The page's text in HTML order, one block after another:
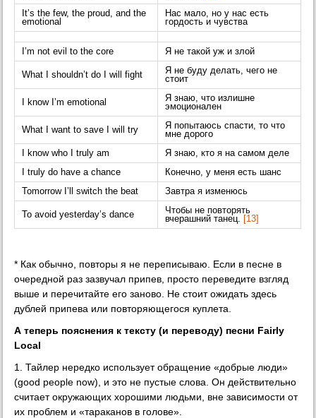
It’s the few, the proud, and the
emotional
Нас мало, но у нас есть
гордость и чувства
I’m not evil to the core Я не такой уж и злой
What I shouldn’t do I will fight
Я не буду делать, чего не
стоит
I know I’m emotional
Я знаю, что излишне
эмоционален
What I want to save I will try
Я попытаюсь спасти, то что
мне дорого
I know who I truly am
Я знаю, кто я на самом деле
I truly do have a chance
Конечно, у меня есть шанс
Tomorrow I’ll switch the beat
Завтра я изменюсь
To avoid yesterday’s dance
Чтобы не повторять
вчерашний танец. [13]
* Как обычно, повторы я не переписываю. Если в песне в
очередной раз зазвучал припев, просто переведите взгляд
выше и перечитайте его заново. Не стоит ожидать здесь
дублей припева или повторяющегося куплета.
А теперь пояснения к тексту (и переводу) песни Fairly
Local
1. Тайлер нередко использует обращение «добрые люди»
(good people now), и это не пустые слова. Он действительно
считает окружающих хорошими людьми, вне зависимости от
их проблем и «тараканов в голове».